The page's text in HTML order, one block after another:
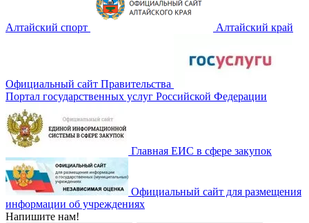
Алтайский спорт Алтайский край
Официальный сайт Правительства
Портал государственных услуг Российской Федерации
Главная ЕИС в сфере закупок
Официальный сайт для размещения
информации об учреждениях
Напишите нам!